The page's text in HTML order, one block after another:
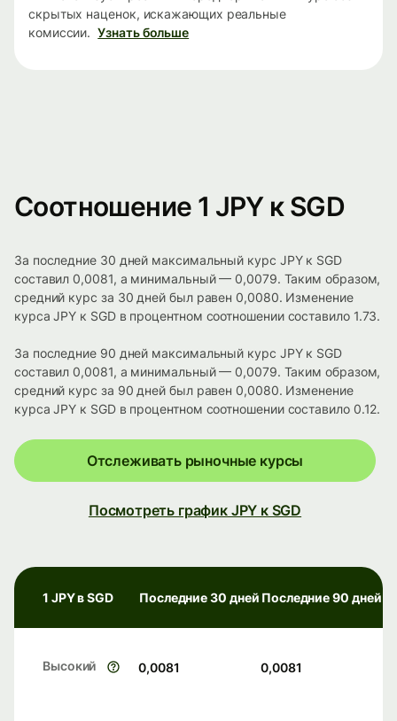
скрытых наценок, искажающих реальные
комиссии. Узнать больше
Соотношение 1 JPY к SGD
За последние 30 дней максимальный курс JPY к SGD
составил 0,0081, а минимальный — 0,0079. Таким образом,
средний курс за 30 дней был равен 0,0080. Изменение
курса JPY к SGD в процентном соотношении составило 1.73.
За последние 90 дней максимальный курс JPY к SGD
составил 0,0081, а минимальный — 0,0079. Таким образом,
средний курс за 90 дней был равен 0,0080. Изменение
курса JPY к SGD в процентном соотношении составило 0.12.
Отслеживать рыночные курсы
Посмотреть график JPY к SGD
1 JPY в SGD Последние 30 дней Последние 90 дней
Высокий 0,0081 0,0081